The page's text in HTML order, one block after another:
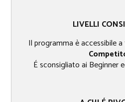
LIVELLI
Il programma è accessibile
É sconsigliato ai Beginner